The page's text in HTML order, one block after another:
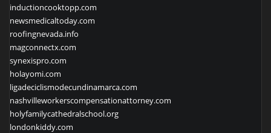
inductioncooktopp.com
newsmedicaltoday.com
roofingnevada.info
magconnectx.com
synexispro.com
holayomi.com
ligadeciclismodecundinamarca.com
nashvilleworkerscompensationattorney.com
holyfamilycathedralschool.org
londonkiddy.com